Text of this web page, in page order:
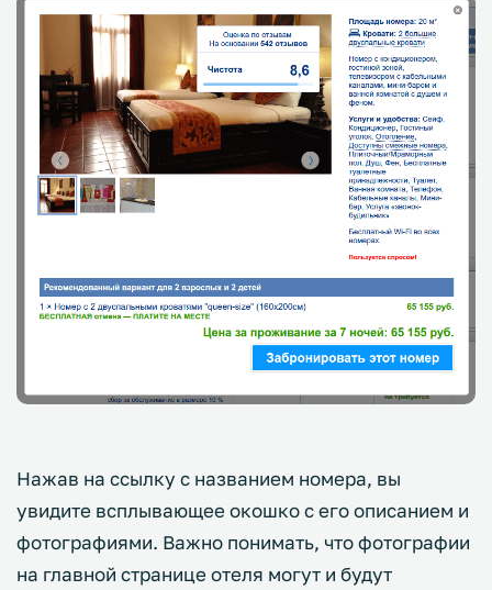
Нажав на ссылку с названием номера, вы
увидите всплывающее окошко с его описанием и
фотографиями. Важно понимать, что фотографии
на главной странице отеля могут и будут